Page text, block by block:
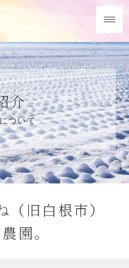
介
ついて
旧白根市）
園。